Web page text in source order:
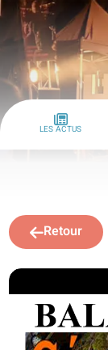
LES ACTUS
Retour